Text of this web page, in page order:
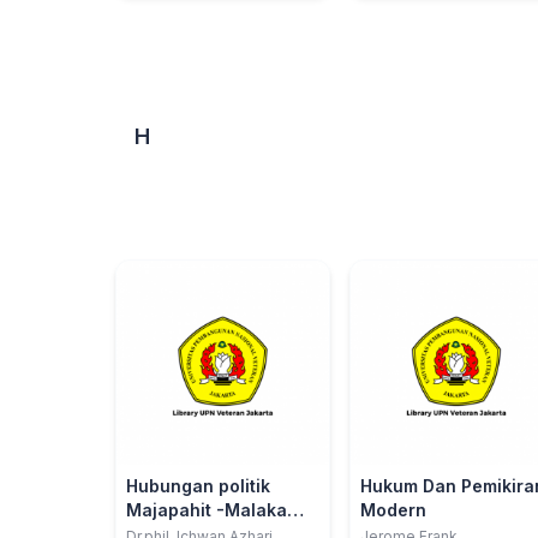
H
Hubungan politik
Majapahit -Malaka
dalam teks teks
Hukum Dan
Modern